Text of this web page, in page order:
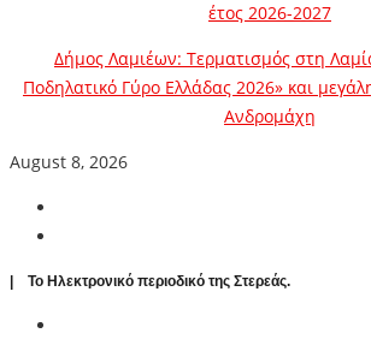
έτος 2026-2027
Δήμος Λαμιέων: Τερματισμός στη
Ποδηλατικό Γύρο Ελλάδας 2026» και
Ανδρομάχη
August 8, 2026
| To Ηλεκτρονικό περιοδικό της Στερεάς.